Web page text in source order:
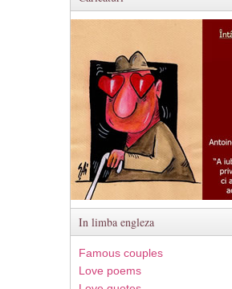
In limba engleza
Famous couples
Love poems